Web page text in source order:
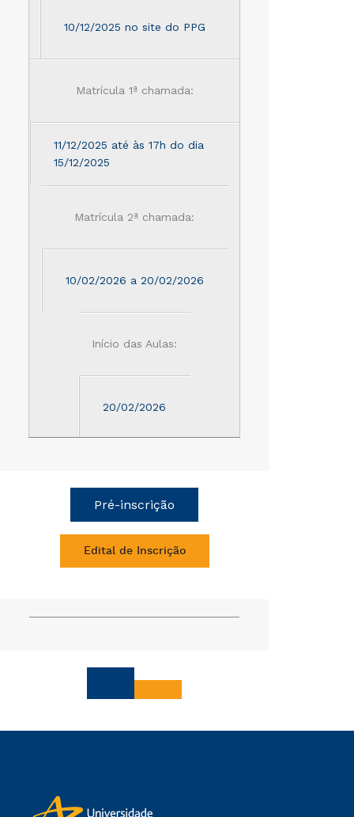
10/12/2025 no site do PPG
Matrícula 1ª chamada:
11/12/2025 até às 17h do dia
15/12/2025
Matrícula 2ª chamada:
10/02/2026 a 20/02/2026
Início das Aulas:
20/02/2026
Pré-inscrição
Edital de Inscrição